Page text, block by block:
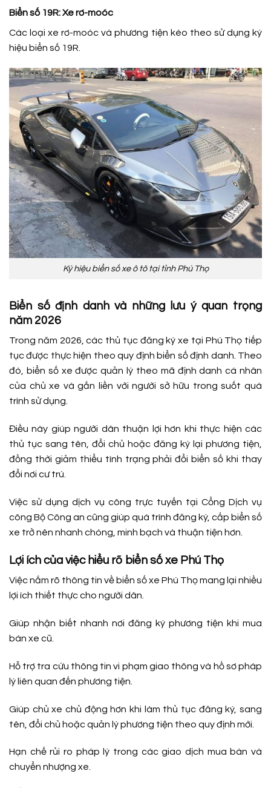
Biển số 19R: Xe rơ-moóc
Các loại xe rơ-moóc và phương tiện kéo theo sử dụng ký
hiệu biển số 19R.
Ký hiệu biển số xe ô tô tại tỉnh Phú Thọ
Biển số định danh và những lưu ý quan trọng
năm 2026
Trong năm 2026, các thủ tục đăng ký xe tại Phú Thọ tiếp
tục được thực hiện theo quy định biển số định danh. Theo
đó, biển số xe được quản lý theo mã định danh cá nhân
của chủ xe và gắn liền với người sở hữu trong suốt quá
trình sử dụng.
Điều này giúp người dân thuận lợi hơn khi thực hiện các
thủ tục sang tên, đổi chủ hoặc đăng ký lại phương tiện,
đồng thời giảm thiểu tình trạng phải đổi biển số khi thay
đổi nơi cư trú.
Việc sử dụng dịch vụ công trực tuyến tại Cổng Dịch vụ
công Bộ Công an cũng giúp quá trình đăng ký, cấp biển số
xe trở nên nhanh chóng, minh bạch và thuận tiện hơn.
Lợi ích của việc hiểu rõ biển số xe Phú Thọ
Việc nắm rõ thông tin về biển số xe Phú Thọ mang lại nhiều
lợi ích thiết thực cho người dân.
Giúp nhận biết nhanh nơi đăng ký phương tiện khi mua
bán xe cũ.
Hỗ trợ tra cứu thông tin vi phạm giao thông và hồ sơ pháp
lý liên quan đến phương tiện.
Giúp chủ xe chủ động hơn khi làm thủ tục đăng ký, sang
tên, đổi chủ hoặc quản lý phương tiện theo quy định mới.
Hạn chế rủi ro pháp lý trong các giao dịch mua bán và
chuyển nhượng xe.